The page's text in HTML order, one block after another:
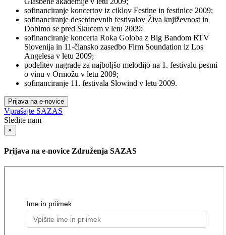
sofinanciranje koncertov iz ciklov Festine in festinice 2009;
sofinanciranje desetdnevnih festivalov Živa književnost in
Dobimo se pred Škucem v letu 2009;
sofinanciranje koncerta Roka Goloba z Big Bandom RTV
Slovenija in 11-člansko zasedbo Firm Soundation iz Los
Angelesa v letu 2009;
podelitev nagrade za najboljšo melodijo na 1. festivalu pesmi
o vinu v Ormožu v letu 2009;
sofinanciranje 11. festivala Slowind v letu 2009.
Prijava na e-novice
Vprašajte SAZAS
Sledite nam
×
Prijava na e-novice Združenja SAZAS